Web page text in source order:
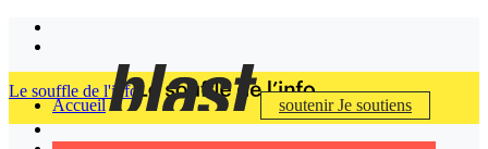
Accueil soutenirJe soutiens
Le souffle de l'info